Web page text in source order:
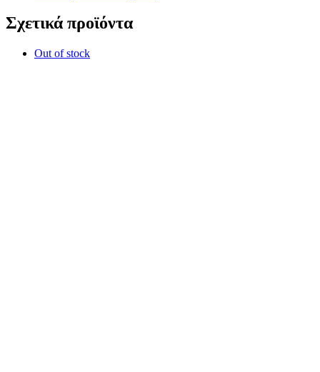
Σχετικά προϊόντα
Out of stock